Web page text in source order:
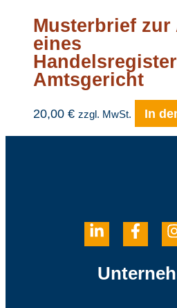
Musterbrief
eines
Amtsgericht
20,00 € zzgl. MwSt. In